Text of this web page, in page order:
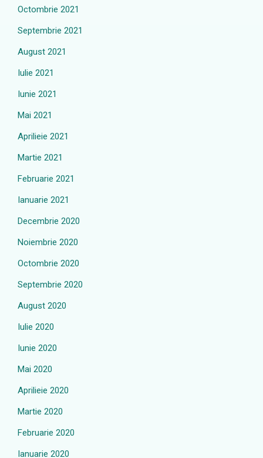
Octombrie 2021
Septembrie 2021
August 2021
Iulie 2021
Iunie 2021
Mai 2021
Aprilieie 2021
Martie 2021
Februarie 2021
Ianuarie 2021
Decembrie 2020
Noiembrie 2020
Octombrie 2020
Septembrie 2020
August 2020
Iulie 2020
Iunie 2020
Mai 2020
Aprilieie 2020
Martie 2020
Februarie 2020
Ianuarie 2020